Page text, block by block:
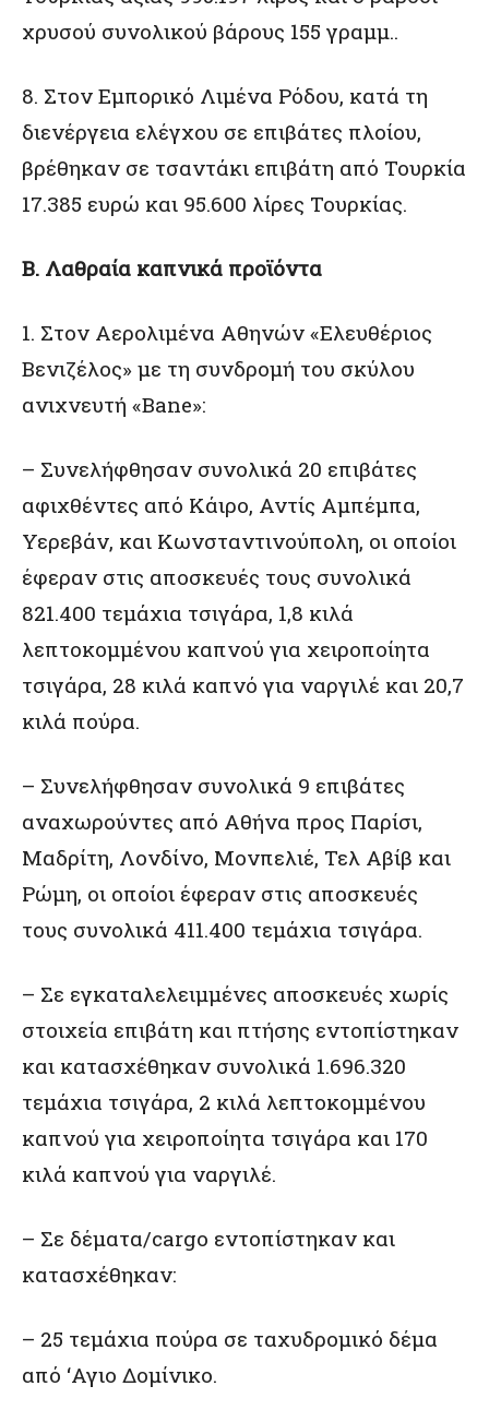
χρυσού συνολικού βάρους 155 γραμμ..
8. Στον Εμπορικό Λιμένα Ρόδου, κατά τη
διενέργεια ελέγχου σε επιβάτες πλοίου,
βρέθηκαν σε τσαντάκι επιβάτη από Τουρκία
17.385 ευρώ και 95.600 λίρες Τουρκίας.
Β. Λαθραία καπνικά προϊόντα
1. Στον Αερολιμένα Αθηνών «Ελευθέριος
Βενιζέλος» με τη συνδρομή του σκύλου
ανιχνευτή «Bane»:
– Συνελήφθησαν συνολικά 20 επιβάτες
αφιχθέντες από Κάιρο, Αντίς Αμπέμπα,
Υερεβάν, και Κωνσταντινούπολη, οι οποίοι
έφεραν στις αποσκευές τους συνολικά
821.400 τεμάχια τσιγάρα, 1,8 κιλά
λεπτοκομμένου καπνού για χειροποίητα
τσιγάρα, 28 κιλά καπνό για ναργιλέ και 20,7
κιλά πούρα.
– Συνελήφθησαν συνολικά 9 επιβάτες
αναχωρούντες από Αθήνα προς Παρίσι,
Μαδρίτη, Λονδίνο, Μονπελιέ, Τελ Αβίβ και
Ρώμη, οι οποίοι έφεραν στις αποσκευές
τους συνολικά 411.400 τεμάχια τσιγάρα.
– Σε εγκαταλελειμμένες αποσκευές χωρίς
στοιχεία επιβάτη και πτήσης εντοπίστηκαν
και κατασχέθηκαν συνολικά 1.696.320
τεμάχια τσιγάρα, 2 κιλά λεπτοκομμένου
καπνού για χειροποίητα τσιγάρα και 170
κιλά καπνού για ναργιλέ.
– Σε δέματα/cargo εντοπίστηκαν και
κατασχέθηκαν:
– 25 τεμάχια πούρα σε ταχυδρομικό δέμα
από ‘Αγιο Δομίνικο.